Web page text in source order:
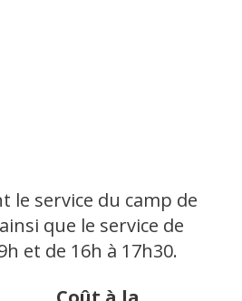
le service du camp de
que le service de
et de 16h à 17h30.